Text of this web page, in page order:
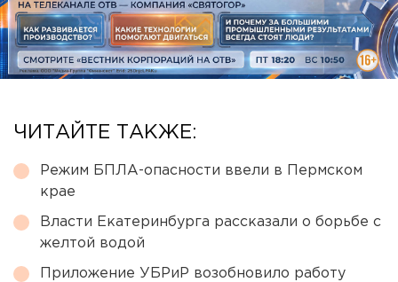
ЧИТАЙТЕ ТАКЖЕ:
Режим БПЛА-опасности ввели в Пермском
крае
Власти Екатеринбурга рассказали о борьбе с
желтой водой
Приложение УБРиР возобновило работу